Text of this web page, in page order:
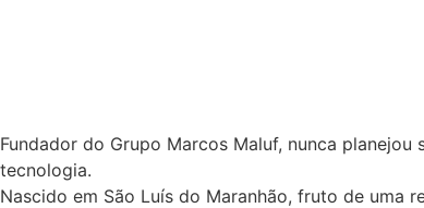
Fundador do Grupo Marcos Maluf, nunca
tecnologia.
Nascido em São Luís do Maranhão, fruto de